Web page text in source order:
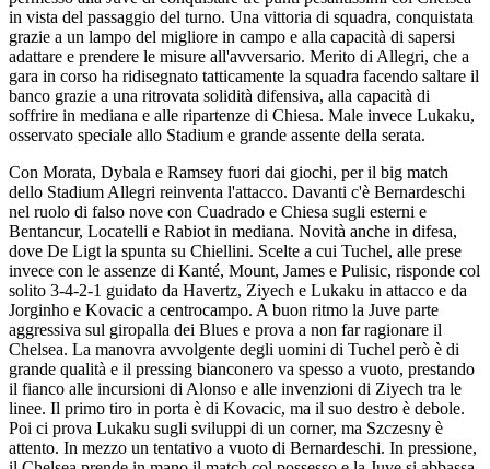
in vista del passaggio del turno. Una vittoria di squadra, conquistata
grazie a un lampo del migliore in campo e alla capacità di sapersi
adattare e prendere le misure all'avversario. Merito di Allegri, che a
gara in corso ha ridisegnato tatticamente la squadra facendo saltare il
banco grazie a una ritrovata solidità difensiva, alla capacità di
soffrire in mediana e alle ripartenze di Chiesa. Male invece Lukaku,
osservato speciale allo Stadium e grande assente della serata.
Con Morata, Dybala e Ramsey fuori dai giochi, per il big match
dello Stadium Allegri reinventa l'attacco. Davanti c'è Bernardeschi
nel ruolo di falso nove con Cuadrado e Chiesa sugli esterni e
Bentancur, Locatelli e Rabiot in mediana. Novità anche in difesa,
dove De Ligt la spunta su Chiellini. Scelte a cui Tuchel, alle prese
invece con le assenze di Kanté, Mount, James e Pulisic, risponde col
solito 3-4-2-1 guidato da Havertz, Ziyech e Lukaku in attacco e da
Jorginho e Kovacic a centrocampo. A buon ritmo la Juve parte
aggressiva sul giropalla dei Blues e prova a non far ragionare il
Chelsea. La manovra avvolgente degli uomini di Tuchel però è di
grande qualità e il pressing bianconero va spesso a vuoto, prestando
il fianco alle incursioni di Alonso e alle invenzioni di Ziyech tra le
linee. Il primo tiro in porta è di Kovacic, ma il suo destro è debole.
Poi ci prova Lukaku sugli sviluppi di un corner, ma Szczesny è
attento. In mezzo un tentativo a vuoto di Bernardeschi. In pressione,